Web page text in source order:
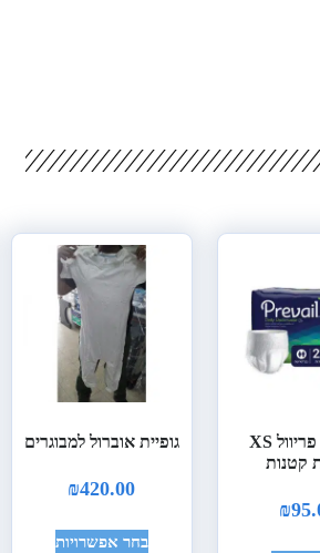
תחתוני פריוול XS
קטנות
₪
גופיית אוברול למבוגרים
₪420.00
בחר אפשרויות